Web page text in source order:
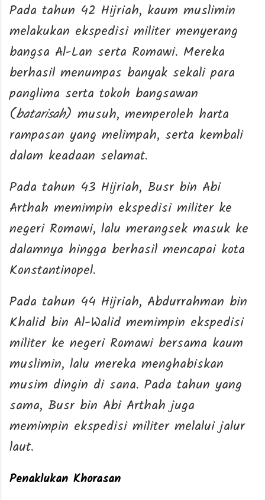
Pada tahun 42 Hijriah, kaum muslimin
melakukan ekspedisi militer menyerang
bangsa Al-Lan serta Romawi. Mereka
berhasil menumpas banyak sekali para
panglima serta tokoh bangsawan
(batarisah) musuh, memperoleh harta
rampasan yang melimpah, serta kembali
dalam keadaan selamat.
Pada tahun 43 Hijriah, Busr bin Abi
Arthah memimpin ekspedisi militer ke
negeri Romawi, lalu merangsek masuk ke
dalamnya hingga berhasil mencapai kota
Konstantinopel.
Pada tahun 44 Hijriah, Abdurrahman bin
Khalid bin Al-Walid memimpin ekspedisi
militer ke negeri Romawi bersama kaum
muslimin, lalu mereka menghabiskan
musim dingin di sana. Pada tahun yang
sama, Busr bin Abi Arthah juga
memimpin ekspedisi militer melalui jalur
laut.
Penaklukan Khorasan